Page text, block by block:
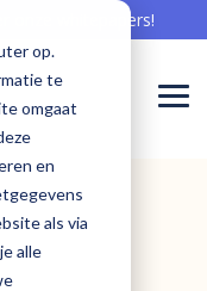
op.
te
omgaat
en
als via
alle
onze whitepapers!
Meepraten
over
software
voor de
en Thuiszorg
Aan de
slag met
software
voor
Meepraten
over
software
voor de
Nieuwsberichten
Sibi in het nieuws